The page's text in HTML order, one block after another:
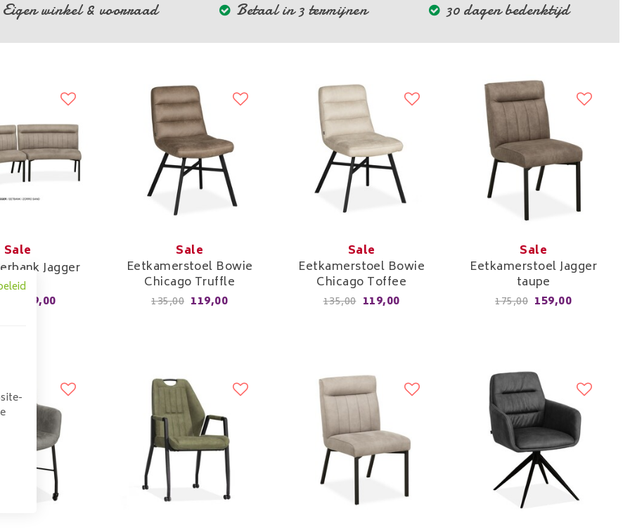
Eigen winkel & voorraad Betaal in 3 termijnen 30 dagen bedenktijd
Sale
Jagger
399,00
Sale
Eetkamerstoel Bowie
Chicago Truffle
135,00 119,00
Sale
Eetkamerstoel Bowie
Chicago Toffee
135,00 119,00
Sale
Eetkamerstoel Jagger
taupe
175,00 159,00